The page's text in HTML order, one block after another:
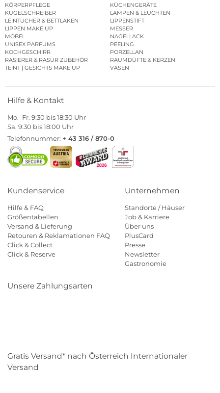
KÖRPERPFLEGE
KÜCHENGERÄTE
KUGELSCHREIBER
LAMPEN & LEUCHTEN
LEINTÜCHER & BETTLAKEN
LIPPENSTIFT
LIPPEN MAKE UP
MESSER
MÖBEL
NAGELLACK
UNISEX PARFUMS
PEELING
KOCHGESCHIRR
PORZELLAN
RASIERER & RASUR ZUBEHÖR
RAUMDÜFTE & KERZEN
TEINT | GESICHTS MAKE UP
VASEN
Hilfe & Kontakt
Mo.–Fr. 9:30 bis 18:30 Uhr
Sa. 9:30 bis 18:00 Uhr
Telefonnummer: + 43 316 / 870-0
Kundenservice
Hilfe & FAQ
Größentabellen
Versand & Lieferung
Retouren & Reklamationen FAQ
Click & Collect
Click & Reserve
Unternehmen
Standorte / Häuser
Job & Karriere
Über uns
PlusCard
Presse
Newsletter
Gastronomie
Unsere Zahlungsarten
Gratis Versand* nach Österreich Internationaler
Versand